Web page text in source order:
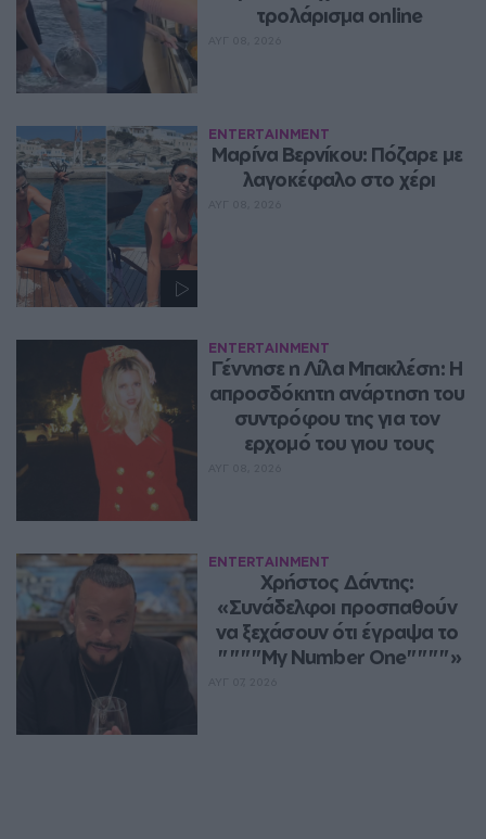
τρολάρισμα online
ENTERTAINMENT
Μαρίνα Βερνίκου: Πόζαρε με
λαγοκέφαλο στο χέρι
ENTERTAINMENT
Γέννησε η Λίλα Μπακλέση: Η
απροσδόκητη ανάρτηση του
συντρόφου της για τον
ερχομό του γιου τους
ENTERTAINMENT
Χρήστος Δάντης:
«Συνάδελφοι προσπαθούν
να ξεχάσουν ότι έγραψα το
""""My Number One""""»